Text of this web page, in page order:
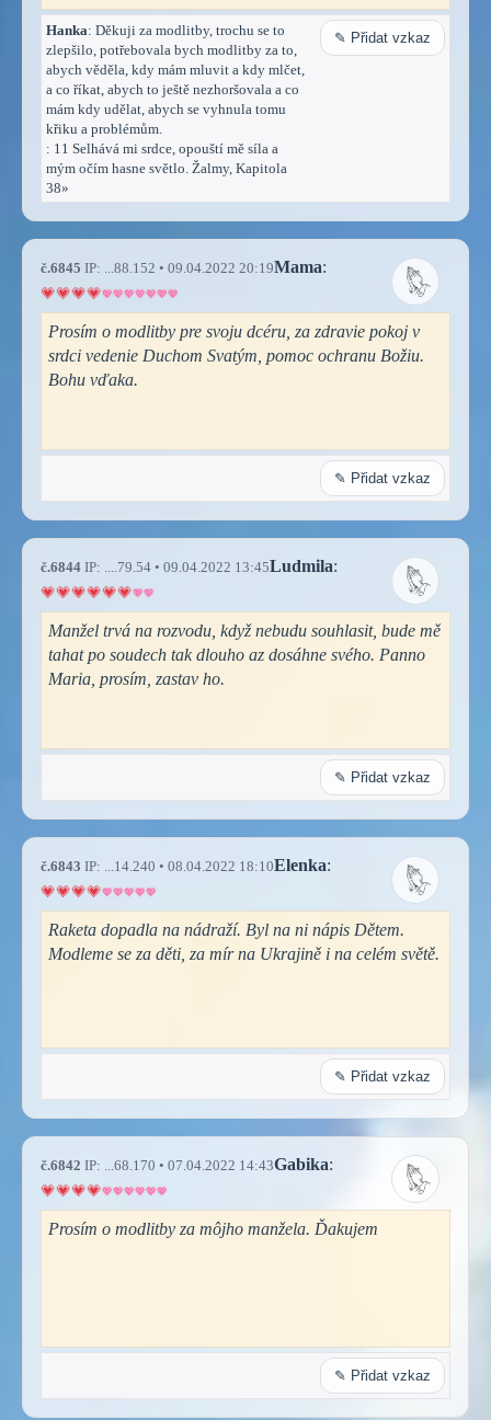
Hanka: Děkuji za modlitby, trochu se to
zlepšilo, potřebovala bych modlitby za to,
abych věděla, kdy mám mluvit a kdy mlčet,
a co říkat, abych to ještě nezhoršovala a co
mám kdy udělat, abych se vyhnula tomu
křiku a problémům.
: 11 Selhává mi srdce, opouští mě síla a
mým očím hasne světlo. Žalmy, Kapitola
38»
✎ Přidat vzkaz
č.6845 IP: ...88.152 • 09.04.2022 20:19Mama:
Prosím o modlitby pre svoju dcéru, za zdravie pokoj v
srdci vedenie Duchom Svatým, pomoc ochranu Božiu.
Bohu vďaka.
✎ Přidat vzkaz
č.6844 IP: ....79.54 • 09.04.2022 13:45Ludmila:
Manžel trvá na rozvodu, když nebudu souhlasit, bude mě
tahat po soudech tak dlouho az dosáhne svého. Panno
Maria, prosím, zastav ho.
✎ Přidat vzkaz
č.6843 IP: ...14.240 • 08.04.2022 18:10Elenka:
Raketa dopadla na nádraží. Byl na ni nápis Dětem.
Modleme se za děti, za mír na Ukrajině i na celém světě.
✎ Přidat vzkaz
č.6842 IP: ...68.170 • 07.04.2022 14:43Gabika:
Prosím o modlitby za môjho manžela. Ďakujem
✎ Přidat vzkaz